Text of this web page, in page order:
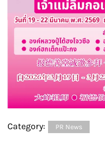
Category: PR News